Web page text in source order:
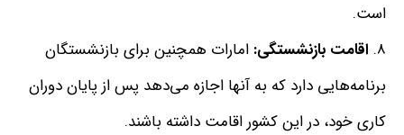
است.
اقامت بازنشستگی: امارات همچنین برای بازنشستگان
برنامه‌هایی دارد که به آنها اجازه می‌دهد پس از پایان دوران
کاری خود، در این کشور اقامت داشته باشند.